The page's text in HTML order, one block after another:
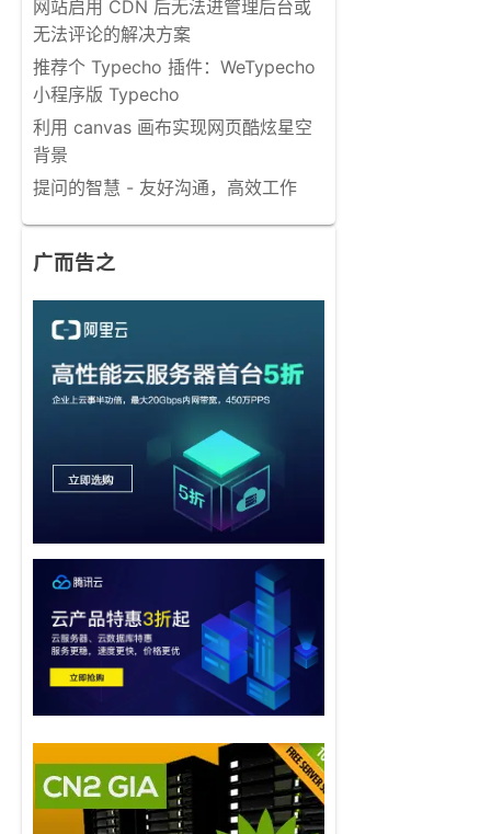
网站启用 CDN 后无法进管理后台或
无法评论的解决方案
推荐个 Typecho 插件：WeTypecho
小程序版 Typecho
利用 canvas 画布实现网页酷炫星空
背景
提问的智慧 - 友好沟通，高效工作
广而告之